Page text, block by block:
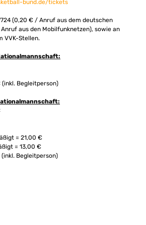
bund.de/tickets
(0,20 € / Anruf aus dem deutschen
aus den Mobilfunknetzen), sowie an
VVK-Stellen.
Begleitperson)
= 21,00 €
= 13,00 €
Begleitperson)